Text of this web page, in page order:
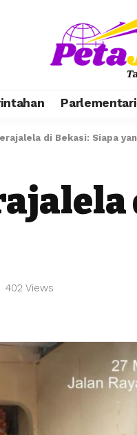
di Bekasi: Siapa
402 Views